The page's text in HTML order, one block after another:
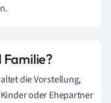
Familie?
die Vorstellung,
oder Ehepartner